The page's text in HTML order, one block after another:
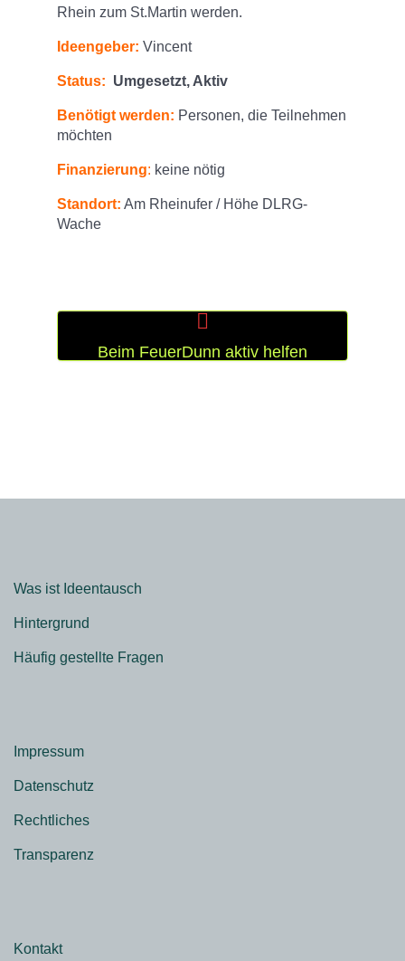
Rhein zum St.Martin werden.
Ideengeber: Vincent
Status: Umgesetzt, Aktiv
Benötigt werden: Personen, die Teilnehmen
möchten
Finanzierung: keine nötig
Standort: Am Rheinufer / Höhe DLRG-
Wache
Beim FeuerDunn aktiv helfen
Was ist Ideentausch
Hintergrund
Häufig gestellte Fragen
Impressum
Datenschutz
Rechtliches
Transparenz
Kontakt